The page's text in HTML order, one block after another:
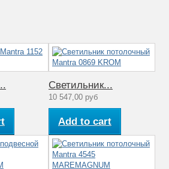
Светильник...
10 547,00 руб
Add to cart